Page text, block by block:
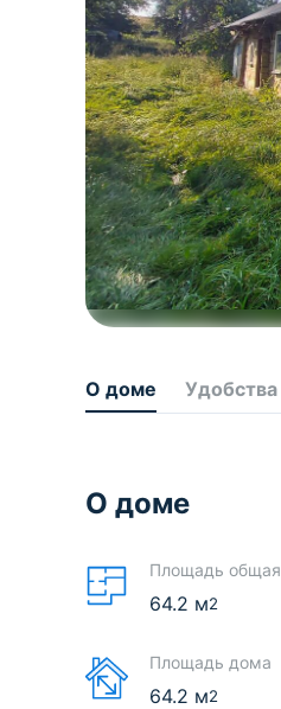
О доме Удобства
О доме
Площадь общая
64.2 м2
Площадь дома
64.2 м2